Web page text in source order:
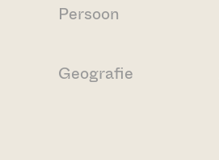
Persoon
Geografie